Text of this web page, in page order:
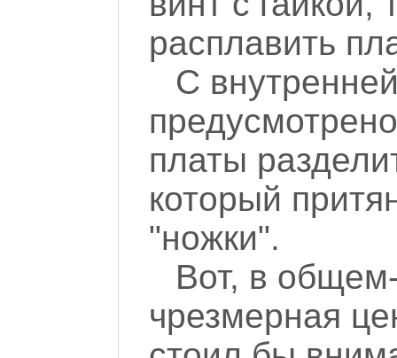
расплавить
С
платы
который
"ножки".
Вот, в
чрезмерная